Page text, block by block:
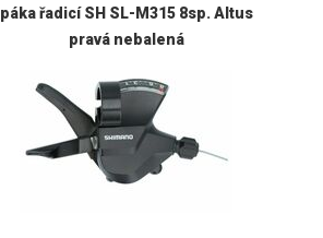
páka řadicí SH SL-M315 8sp. Altus
pravá nebalená